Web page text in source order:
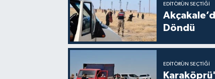
EDITÖRÜN SEÇTIĞI
Döndü
EDITÖRÜN SEÇTIĞI